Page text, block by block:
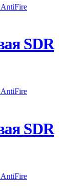
SDR
SDR